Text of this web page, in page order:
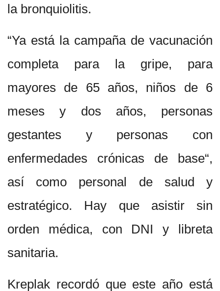
la bronquiolitis.
“Ya está la campaña de vacunación
completa para la gripe, para
mayores de 65 años, niños de 6
meses y dos años, personas
gestantes y personas con
enfermedades crónicas de base“,
así como personal de salud y
estratégico. Hay que asistir sin
orden médica, con DNI y libreta
sanitaria.
Kreplak recordó que este año está